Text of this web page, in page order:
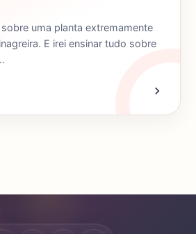
uma planta extremamente
E irei ensinar tudo sobre